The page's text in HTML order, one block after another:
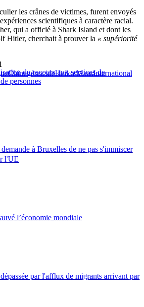
les crânes de victimes, furent envoyés
scientifiques à caractère racial.
qui a officié à Shark Island et dont les
Hitler, cherchait à prouver la « supériorité
du recours aux services de
personnes
ChinegénocideHeiko MaasInternational
à Bruxelles de ne pas s'immiscer
l'UE
l’économie mondiale
par l'afflux de migrants arrivant par